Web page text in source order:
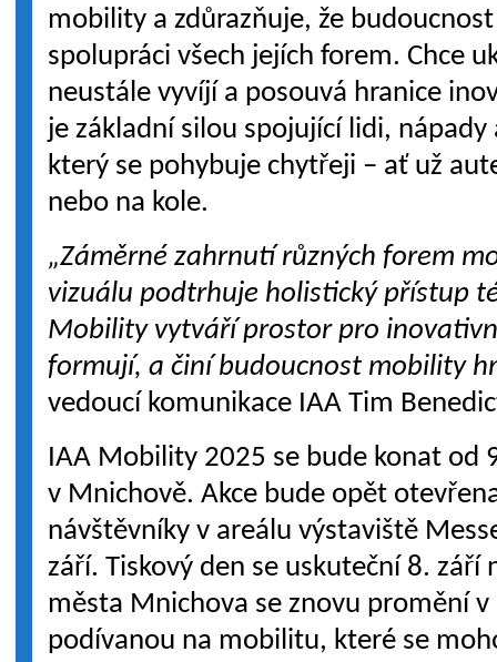
mobility a zdůrazňuje, že
spolupráci všech jejích forem. Chce
neustále vyvíjí a posouvá hranice
je základní silou spojující lidi,
který se pohybuje chytřeji – ať už
nebo na kole.
„Záměrné zahrnutí různých forem
vizuálu podtrhuje holistický přístup
Mobility vytváří prostor pro
formují, a činí budoucnost mobility
vedoucí komunikace IAA Tim
IAA Mobility 2025 se bude konat od
v Mnichově. Akce bude opět
návštěvníky v areálu výstaviště
září. Tiskový den se uskuteční 8.
města Mnichova se znovu promění v
podívanou na mobilitu, které se